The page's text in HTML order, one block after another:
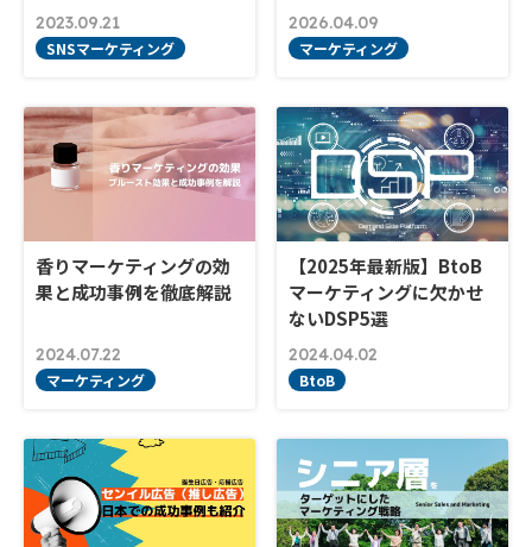
2023.09.21
SNSマーケティング
2026.04.09
マーケティング
香りマーケティングの効
果と成功事例を徹底解説
2024.07.22
マーケティング
【2025年最新版】BtoB
マーケティングに欠かせ
ないDSP5選
2024.04.02
BtoB